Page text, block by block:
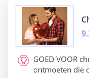
GOED VOOR
ontmoeten die